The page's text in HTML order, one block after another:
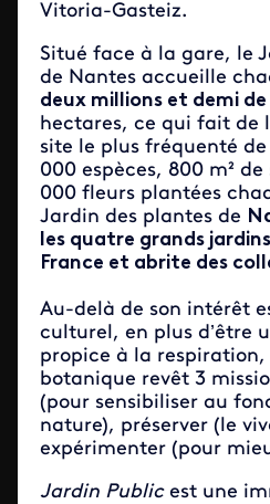
Vitoria-Gasteiz.
Situé face à la gare, le
de Nantes accueille
deux millions et demi
hectares, ce qui fait de
site le plus fréquenté de
000 espèces, 800 m²
000 fleurs plantées
Jardin des plantes de
les quatre grands
France et abrite des
Au-delà de son intérêt
culturel, en plus d’être
propice à la
botanique revêt 3
(pour sensibiliser au
nature), préserver (le
expérimenter (pour
Jardin Public est une